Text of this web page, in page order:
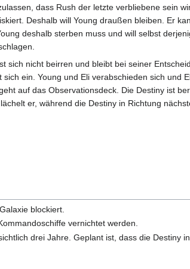
dass Rush der letzte verbliebene sein
Deshalb will Young draußen bleiben. Er
deshalb sterben muss und will selbst
sich nicht beirren und bleibt bei seiner
ein. Young und Eli verabschieden sich und
auf das Observationsdeck. Die Destiny ist
er, während die Destiny in Richtung
blockiert.
vernichtet werden.
drei Jahre. Geplant ist, dass die Destiny